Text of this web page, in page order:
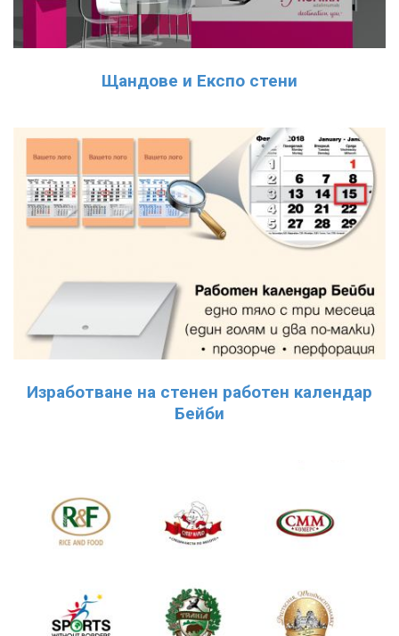
Щандове и Експо стени
Изработване на стенен работен календар
Бейби